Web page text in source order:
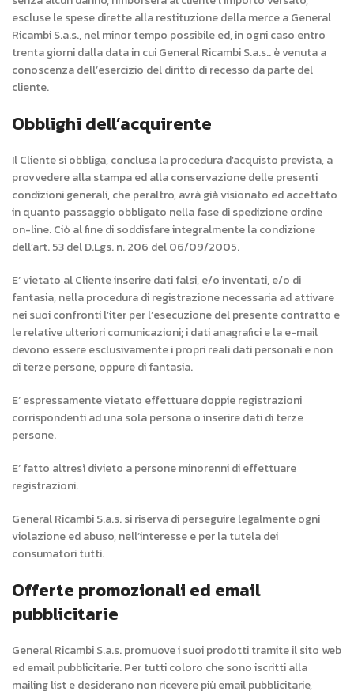
escluse le spese dirette alla restituzione della merce a General
Ricambi S.a.s., nel minor tempo possibile ed, in ogni caso entro
trenta giorni dalla data in cui General Ricambi S.a.s.. è venuta a
conoscenza dell’esercizio del diritto di recesso da parte del
cliente.
Obblighi dell’acquirente
Il Cliente si obbliga, conclusa la procedura d’acquisto prevista, a
provvedere alla stampa ed alla conservazione delle presenti
condizioni generali, che peraltro, avrà già visionato ed accettato
in quanto passaggio obbligato nella fase di spedizione ordine
on-line. Ciò al fine di soddisfare integralmente la condizione
dell’art. 53 del D.Lgs. n. 206 del 06/09/2005.
E’ vietato al Cliente inserire dati falsi, e/o inventati, e/o di
fantasia, nella procedura di registrazione necessaria ad attivare
nei suoi confronti l’iter per l’esecuzione del presente contratto e
le relative ulteriori comunicazioni; i dati anagrafici e la e-mail
devono essere esclusivamente i propri reali dati personali e non
di terze persone, oppure di fantasia.
E’ espressamente vietato effettuare doppie registrazioni
corrispondenti ad una sola persona o inserire dati di terze
persone.
E’ fatto altresì divieto a persone minorenni di effettuare
registrazioni.
General Ricambi S.a.s. si riserva di perseguire legalmente ogni
violazione ed abuso, nell’interesse e per la tutela dei
consumatori tutti.
Offerte promozionali ed email
pubblicitarie
General Ricambi S.a.s. promuove i suoi prodotti tramite il sito web
ed email pubblicitarie. Per tutti coloro che sono iscritti alla
mailing list e desiderano non ricevere più email pubblicitarie,